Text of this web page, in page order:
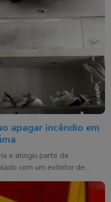
apagar incêndio em
e atingiu parte da
com um extintor de